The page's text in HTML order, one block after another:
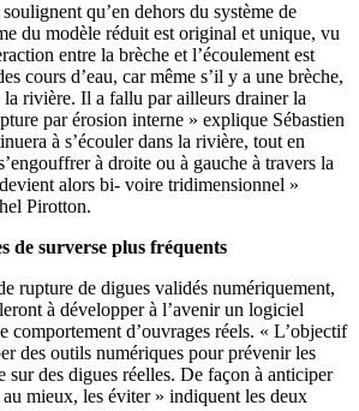
qu’en dehors du système de
du modèle réduit est original et unique, vu
entre la brèche et l’écoulement est
cours d’eau, car même s’il y a une brèche,
la rivière. Il a fallu par ailleurs drainer la
par érosion interne » explique Sébastien
à s’écouler dans la rivière, tout en
à droite ou à gauche à travers la
alors bi- voire tridimensionnel »
Pirotton.
de surverse plus fréquents
rupture de digues validés numériquement,
à développer à l’avenir un logiciel
comportement d’ouvrages réels. « L’objectif
des outils numériques pour prévenir les
sur des digues réelles. De façon à anticiper
au mieux, les éviter » indiquent les deux